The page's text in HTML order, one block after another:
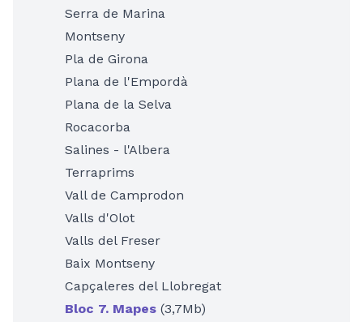
Serra de Marina
Montseny
Pla de Girona
Plana de l'Empordà
Plana de la Selva
Rocacorba
Salines - l'Albera
Terraprims
Vall de Camprodon
Valls d'Olot
Valls del Freser
Baix Montseny
Capçaleres del Llobregat
Bloc 7. Mapes (3,7Mb)